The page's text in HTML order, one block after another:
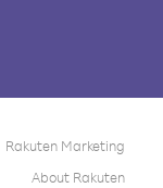
Rakuten Marketing
About Rakuten